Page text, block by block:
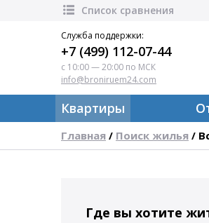
Список сравнения
Служба поддержки:
+7 (499) 112-07-44
с 10:00 — 20:00 по МСК
info@broniruem24.com
Квартиры
Главная / Поиск жилья /
Где вы хотите